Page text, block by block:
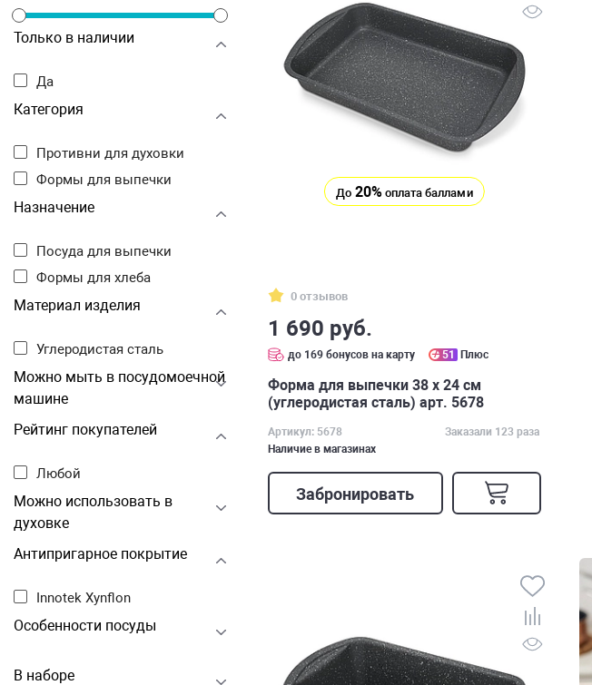
Только в наличии
Да
Категория
Противни для духовки
Формы для выпечки
Назначение
Посуда для выпечки
Формы для хлеба
Материал изделия
Углеродистая сталь
Можно мыть в посудомоечной
машине
Рейтинг покупателей
Любой
Можно использовать в
духовке
Антипригарное покрытие
Innotek Xynflon
Особенности посуды
В наборе
До 20% оплата баллами
0 отзывов
1 690 руб.
до 169 бонусов на карту 51 Плюс
Форма для выпечки 38 х 24 см
(углеродистая сталь) арт. 5678
Артикул: 5678
Заказали 123 раза
Наличие в магазинах
Забронировать